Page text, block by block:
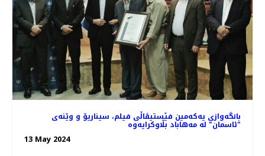
بانگەوازی یەکەمین فێستیڤاڵی فیلم، سیناریۆ و وێنه‌ی
"ئاسمان" لە مەهاباد بڵاوکرایەوە
13 May 2024